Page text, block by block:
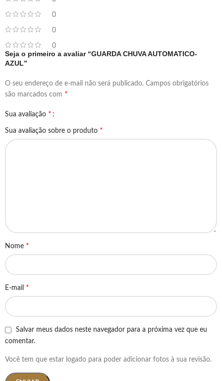
0
0
0
Seja o primeiro a avaliar “GUARDA CHUVA AUTOMATICO-
AZUL”
O seu endereço de e-mail não será publicado. Campos obrigatórios
são marcados com *
Sua avaliação *
Sua avaliação sobre o produto *
Nome *
E-mail *
Salvar meus dados neste navegador para a próxima vez que eu
comentar.
Você tem que estar logado para poder adicionar fotos à sua revisão.